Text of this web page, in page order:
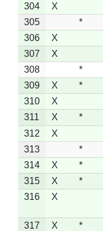
304
X
305
*
306
X
307
X
308
*
309
X *
310
X
311
X *
312
X
313
*
314
X *
315
X *
316
X
317 X *